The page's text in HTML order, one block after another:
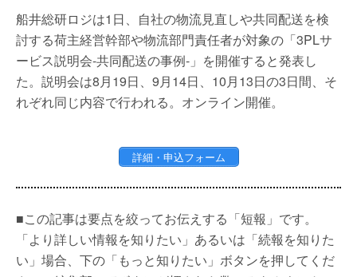
船井総研ロジは1日、自社の物流見直しや共同配送を検
討する荷主経営幹部や物流部門責任者が対象の「3PLサ
ービス説明会-共同配送の事例-」を開催すると発表し
た。説明会は8月19日、9月14日、10月13日の3日間、そ
れぞれ同じ内容で行われる。オンライン開催。
詳細・申込フォーム
■この記事は要点を絞ってお伝えする「短報」です。
「より詳しい情報を知りたい」あるいは「続報を知りた
い」場合、下の「もっと知りたい」ボタンを押してくだ